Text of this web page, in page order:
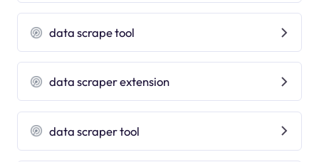
data scrape tool
data scraper extension
data scraper tool